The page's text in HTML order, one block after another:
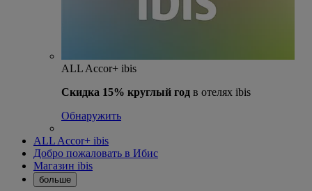
ALL Accor+ ibis
Скидка 15% круглый год в отелях ibis
Обнаружить
ALL Accor+ ibis
Добро пожаловать в Ибис
Магазин ibis
больше